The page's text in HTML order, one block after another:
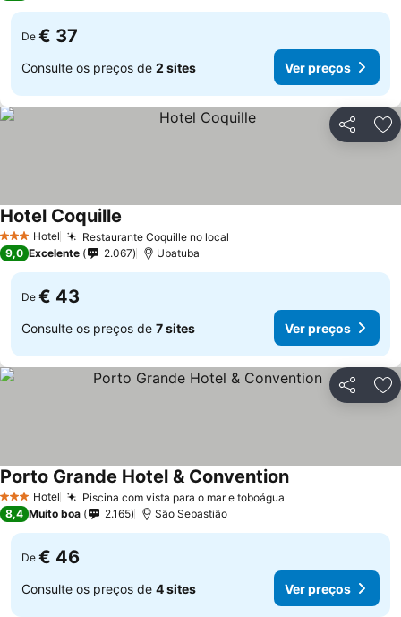
De € 37
Consulte os preços de 2 sites Ver preços
Partilhar
3 EstrelasHotel Restaurante Coquille no local
Hotel Coquille
9,0 Excelente 2.067 Ubatuba
De € 43
Consulte os preços de 7 sites Ver preços
Partilhar
3 EstrelasHotel Piscina com vista para o mar e toboágua
Porto Grande Hotel & Convention
8,4 Muito boa 2.165 São Sebastião
De € 46
Consulte os preços de 4 sites Ver preços